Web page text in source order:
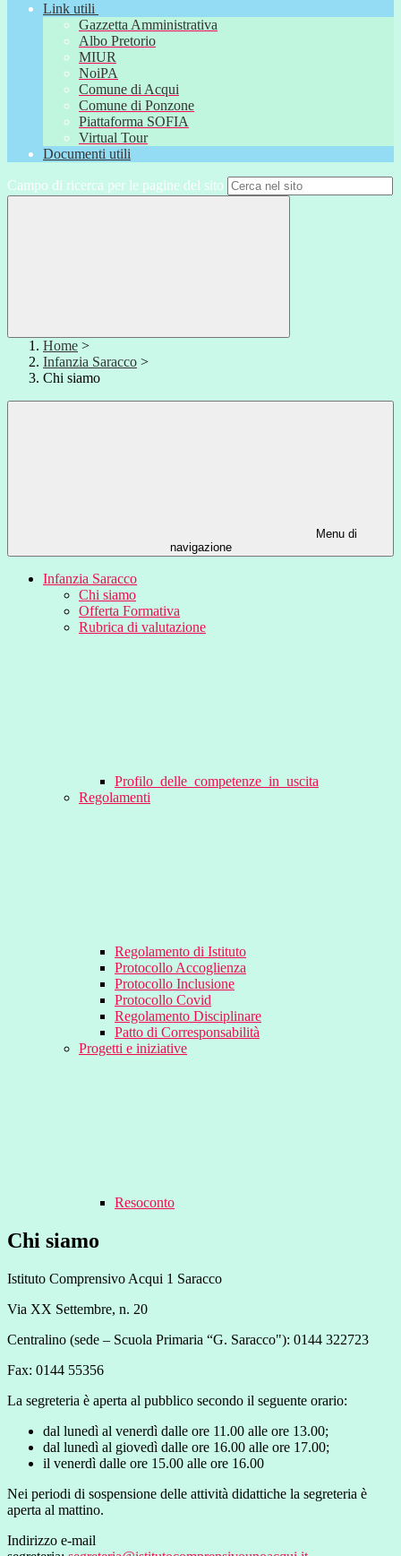
Link utili
Gazzetta Amministrativa
Albo Pretorio
MIUR
NoiPA
Comune di Acqui
Comune di Ponzone
Piattaforma SOFIA
Virtual Tour
Documenti utili
Campo di ricerca per le pagine del sito
Home >
Infanzia Saracco >
Chi siamo
Menu di
navigazione
Infanzia Saracco
Chi siamo
Offerta Formativa
Rubrica di valutazione
Profilo_delle_competenze_in_uscita
Regolamenti
Regolamento di Istituto
Protocollo Accoglienza
Protocollo Inclusione
Protocollo Covid
Regolamento Disciplinare
Patto di Corresponsabilità
Progetti e iniziative
Resoconto
Chi siamo
Istituto Comprensivo Acqui 1 Saracco
Via XX Settembre, n. 20
Centralino (sede – Scuola Primaria “G. Saracco"): 0144 322723
Fax: 0144 55356
La segreteria è aperta al pubblico secondo il seguente orario:
dal lunedì al venerdì dalle ore 11.00 alle ore 13.00;
dal lunedì al giovedì dalle ore 16.00 alle ore 17.00;
il venerdì dalle ore 15.00 alle ore 16.00
Nei periodi di sospensione delle attività didattiche la segreteria è
aperta al mattino.
Indirizzo e-mail